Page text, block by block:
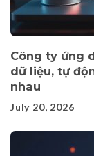
Công ty ứng
dữ liệu, tự
nhau
July 20, 2026